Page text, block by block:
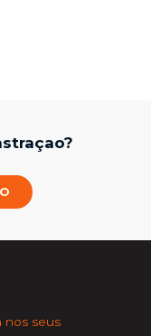
nos seus